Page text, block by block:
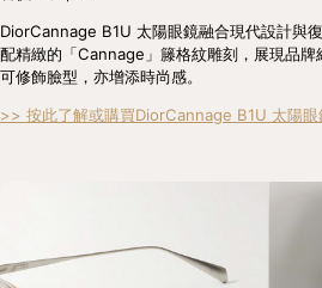
DiorCannage B1U 太陽眼鏡融合現代設計與
配精緻的「Cannage」籐格紋雕刻，展現品牌
可修飾臉型，亦增添時尚感。
>> 按此了解或購買DiorCannage B1U 太陽眼